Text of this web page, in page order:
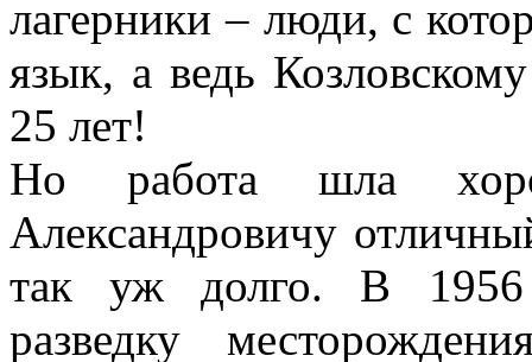
лагерники – люди, с
язык, а ведь
25 лет!
Но работа шла
Александровичу
так уж долго. В 1956
разведку